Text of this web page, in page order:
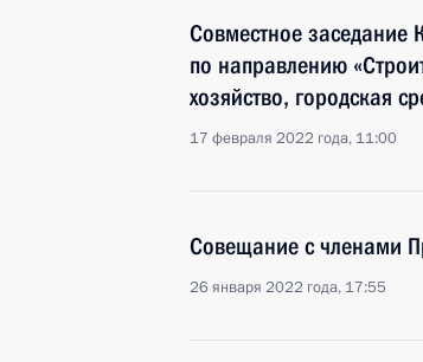
Совместное заседание
по направлению
хозяйство, городская
17 февраля 2022 года, 11:00
Совещание с членами
26 января 2022 года, 17:55